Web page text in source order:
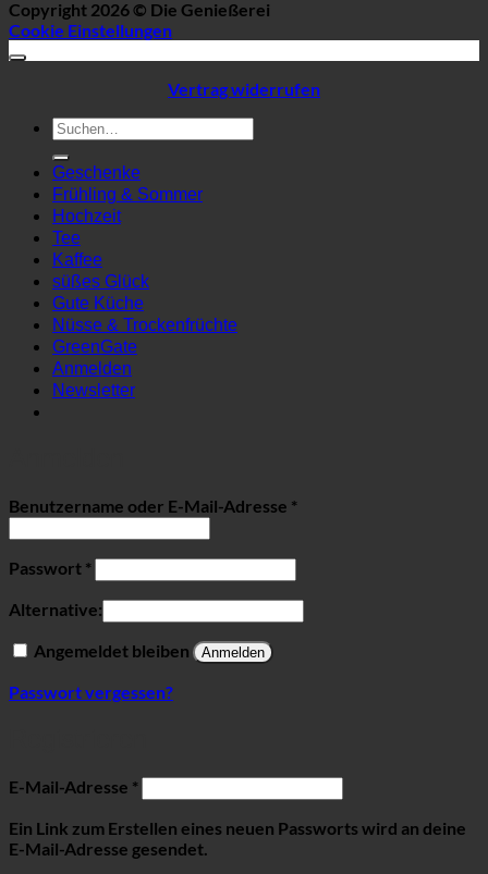
Copyright 2026 © Die Genießerei
Cookie Einstellungen
Vertrag widerrufen
Suchen
nach:
Geschenke
Frühling & Sommer
Hochzeit
Tee
Kaffee
süßes Glück
Gute Küche
Nüsse & Trockenfrüchte
GreenGate
Anmelden
Newsletter
Benutzername oder E-Mail-Adresse *Erforderlich
Passwort *Erforderlich
Alternative:
Angemeldet bleiben
Anmelden
Passwort vergessen?
E-Mail-Adresse *Erforderlich
Ein Link zum Erstellen eines neuen Passworts wird an deine
E-Mail-Adresse gesendet.